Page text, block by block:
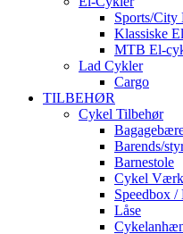
Sports/City
Klassiske
MTB El-
Lad Cykler
Cargo
TILBEHØR
Cykel Tilbehør
Barends/
Barnestole
Cykel
Speedbox
Låse